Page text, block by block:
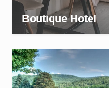
Boutique Hotel